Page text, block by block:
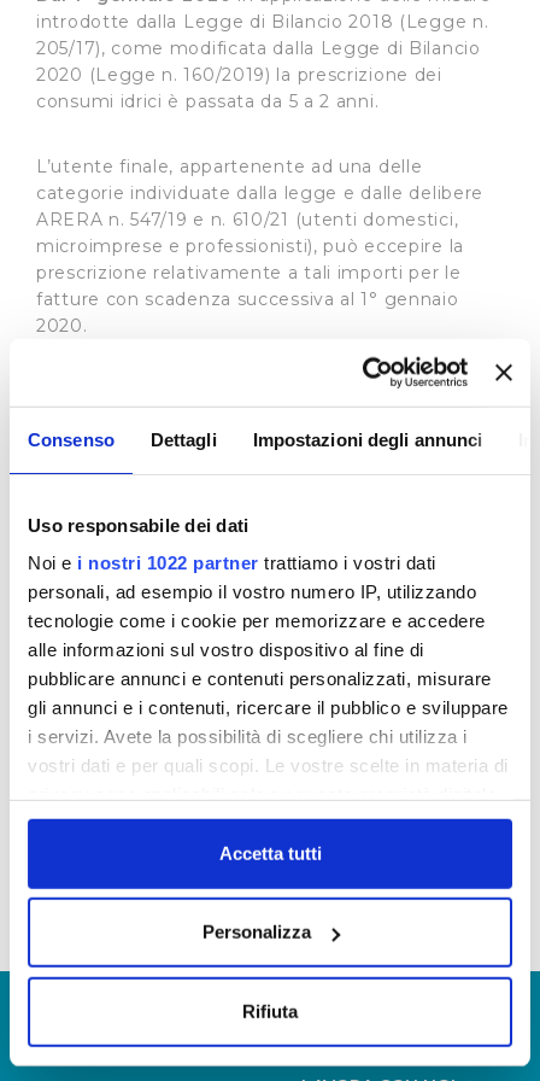
Consenso Dettagli Impostazioni degli annunci
Uso responsabile dei dati
Noi e i nostri 1022 partner trattiamo i vostri dati
personali, ad esempio il vostro numero IP, utilizzando
tecnologie come i cookie per memorizzare e accedere
alle informazioni sul vostro dispositivo al fine di
pubblicare annunci e contenuti personalizzati, misurare
gli annunci e i contenuti, ricercare il pubblico e sviluppare
i servizi. Avete la possibilità di scegliere chi utilizza i
vostri dati e per quali scopi. Le vostre scelte in materia di
in cui avete effettuato le vostre scelte. È possibile
modificare o revocare il proprio consenso in qualsiasi
momento dalla Dichiarazione sui cookie o facendo clic
Con il tuo consenso, vorremmo anche:
raccogliere informazioni sulla tua posizione
Accetta tutti
Personalizza
Rifiuta
introdotte dalla Legge di Bilancio 2018 (Legge n.
205/17), come modificata dalla Legge di Bilancio
2020 (Legge n. 160/2019) la prescrizione dei
consumi idrici è passata da 5 a 2 anni.
L’utente finale, appartenente ad una delle
categorie individuate dalla legge e dalle delibere
ARERA n. 547/19 e n. 610/21 (utenti domestici,
microimprese e professionisti), può eccepire la
prescrizione relativamente a tali importi per le
fatture con scadenza successiva al 1° gennaio
2020.
Nella bolletta, che contiene importi relativi a
consumi risalenti a più di due anni, sarà presente,
prescrizione, in cui è indicato l’importo
prescrivibile ed uno dei canali alternativi, che si
debitamente compilata e firmata:
· via mail areclami@publiacqua.it
· via pec areclami@cert.publiacqua.it.
· per posta all’indirizzo Via Villamagna, 90/c – 50126
. per pec all’indirizzo
protocollo@cert.publiacqua.it
Il modulo può essere anche scaricato cliccando
quio potrai richiedere una copia della fattura in
o contattando i nostricanali di contatto.
GIUDICA IL SERVIZIO